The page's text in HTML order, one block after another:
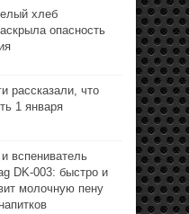
хлеб
опасность
рассказали, что
1 января
вспениватель
DK-003: быстро и
молочную пену